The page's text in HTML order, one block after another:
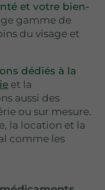
et votre bien-
gamme de
du visage et
dédiés à la
et la
aussi des
ou sur mesure.
la location et la
comme les